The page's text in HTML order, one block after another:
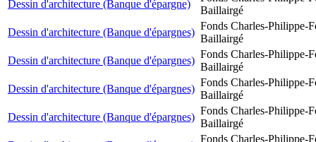
Dessin d'architecture (Banque d'épargne)
Baillairgé
Dessin d'architecture (Banque d'épargnes)
Fonds Charles-Philippe-
Baillairgé
Dessin d'architecture (Banque d'épargnes)
Fonds Charles-Philippe-
Baillairgé
Dessin d'architecture (Banque d'épargnes)
Fonds Charles-Philippe-
Baillairgé
Dessin d'architecture (Banque d'épargnes)
Fonds Charles-Philippe-
Baillairgé
Fonds Charles-Philippe-